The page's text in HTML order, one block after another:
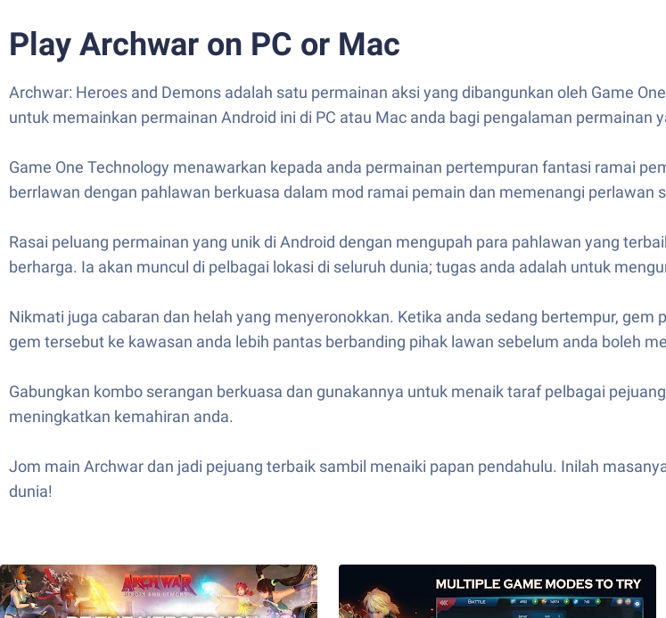
Play Archwar on PC or Mac
Archwar: Heroes and Demons adalah satu permainan aksi yang dibangunkan oleh Game
untuk memainkan permainan Android ini di PC atau Mac anda bagi pengalaman permainan
Game One Technology menawarkan kepada anda permainan pertempuran fantasi ramai
berrlawan dengan pahlawan berkuasa dalam mod ramai pemain dan memenangi perlawan
Rasai peluang permainan yang unik di Android dengan mengupah para pahlawan yang
berharga. Ia akan muncul di pelbagai lokasi di seluruh dunia; tugas anda adalah untuk
Nikmati juga cabaran dan helah yang menyeronokkan. Ketika anda sedang bertempur,
gem tersebut ke kawasan anda lebih pantas berbanding pihak lawan sebelum anda boleh
Gabungkan kombo serangan berkuasa dan gunakannya untuk menaik taraf pelbagai
meningkatkan kemahiran anda.
Jom main Archwar dan jadi pejuang terbaik sambil menaiki papan pendahulu. Inilah
dunia!